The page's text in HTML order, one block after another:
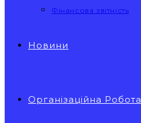
Фінансова звітність
Новини
Організаційна Робота